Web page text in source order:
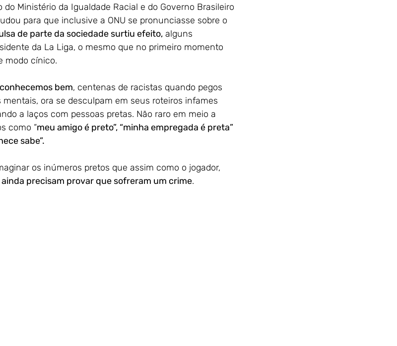
do Ministério da Igualdade Racial e do Governo Brasileiro
para que inclusive a ONU se pronunciasse sobre o
de parte da sociedade surtiu efeito, alguns
da La Liga, o mesmo que no primeiro momento
modo cínico.
bem, centenas de racistas quando pegos
ora se desculpam em seus roteiros infames
a laços com pessoas pretas. Não raro em meio a
como “meu amigo é preto”, “minha empregada é preta”
sabe”.
ainda precisam provar que sofreram um crime.